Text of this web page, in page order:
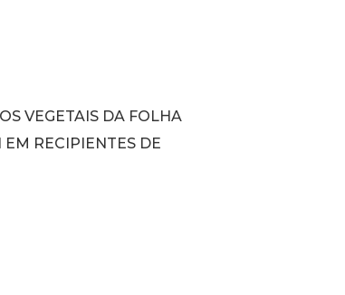
VEGETAIS DA FOLHA
RECIPIENTES DE